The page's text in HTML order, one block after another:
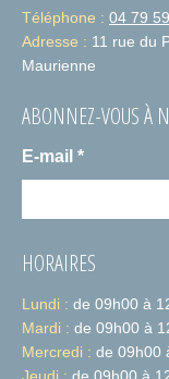
Téléphone : 04 79
Adresse : 11 rue du
Maurienne
ABONNEZ-VOUS À
E-mail *
HORAIRES
Lundi : de 09h00 à
Mardi : de 09h00 à
Mercredi : de 09h00